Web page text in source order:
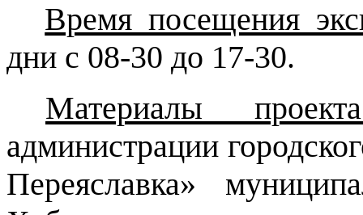
Время посещения
дни с 08-30 до 17-30.
Материалы
администрации
Переяславка»